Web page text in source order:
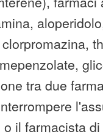
tra due
il farmacista